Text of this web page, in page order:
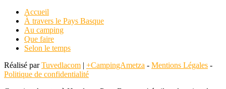
Accueil
À travers le Pays Basque
Au camping
Que faire
Selon le temps
Réalisé parTuvedlacom | +CampingAmetza - Mentions Légales -
Politique de confidentialité